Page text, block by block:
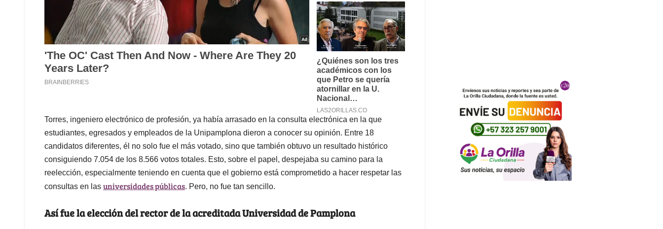
Torres, ingeniero electrónico de profesión, ya había arrasado en la consulta electrónica en la que
estudiantes, egresados y empleados de la Unipamplona dieron a conocer su opinión. Entre 18
candidatos diferentes, él no solo fue el más votado, sino que también obtuvo un resultado histórico
consiguiendo 7.054 de los 8.566 votos totales. Esto, sobre el papel, despejaba su camino para la
reelección, especialmente teniendo en cuenta que el gobierno está comprometido a hacer respetar las
consultas en las universidades públicas. Pero, no fue tan sencillo.
Así fue la elección del rector de la acreditada Universidad de Pamplona